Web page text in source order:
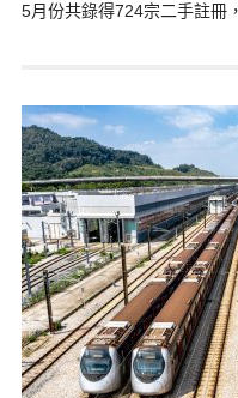
5月份共錄得724宗二手註冊